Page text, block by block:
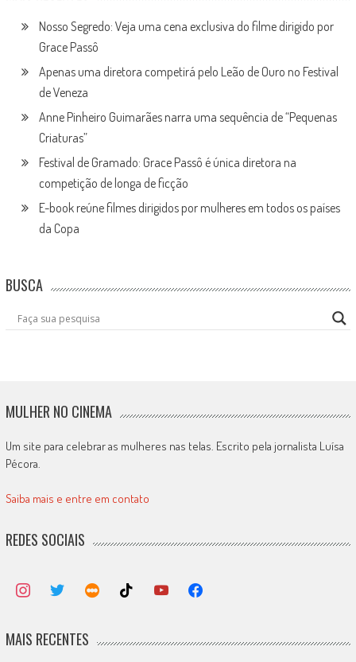
Nosso Segredo: Veja uma cena exclusiva do filme dirigido por
Grace Passô
Apenas uma diretora competirá pelo Leão de Ouro no Festival
de Veneza
Anne Pinheiro Guimarães narra uma sequência de “Pequenas
Criaturas”
Festival de Gramado: Grace Passô é única diretora na
competição de longa de ficção
E-book reúne filmes dirigidos por mulheres em todos os países
da Copa
BUSCA
MULHER NO CINEMA
Um site para celebrar as mulheres nas telas. Escrito pela jornalista Luísa
Pécora.
Saiba mais e entre em contato
REDES SOCIAIS
MAIS RECENTES